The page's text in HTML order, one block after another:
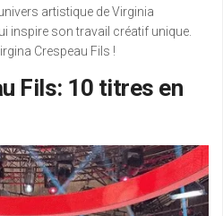
artistique de Virginia
inspire son travail créatif unique.
Crespeau Fils !
Fils: 10 titres en